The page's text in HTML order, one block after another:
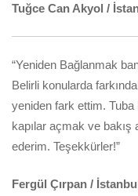
Tuğce Can Akyol /
“Yeniden Bağlanmak
Belirli konularda
yeniden fark ettim. Tuba
kapılar açmak ve bakış
ederim. Teşekkürler!”
Fergül Çırpan /